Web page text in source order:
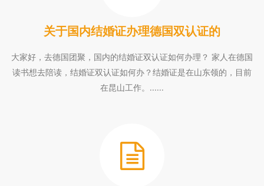
关于国内结婚证办理德国双认证的
大家好，去德国团聚，国内的结婚证双认证如何办理？ 家人在德国
读书想去陪读，结婚证双认证如何办？结婚证是在山东领的，目前
在昆山工作。......